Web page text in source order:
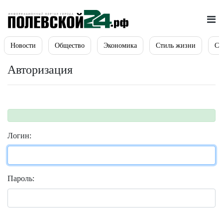
Новости Общество Экономика Стиль жизни
Авторизация
Логин:
Пароль: